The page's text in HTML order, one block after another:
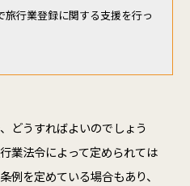
旅行業登録に関する支援を行っ
どうすればよいのでしょう
業法令によって定められては
例を定めている場合もあり、